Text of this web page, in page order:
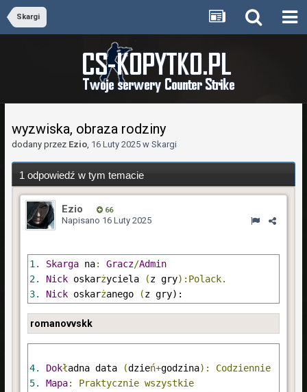
Skargi
wyzwiska, obraza rodziny
dodany przez Ezio, 16 Luty 2025w Skargi
1 odpowiedź w tym temacie
Ezio 66
Napisano 16 Luty 2025
1. Skarga na: Gracz/Admin
2.
Nick oskarżyciela (z gry):Polack.
3.
Nick oskarżanego (z gry) :
romanovvskk
4. Dokładna data (dzień+godzina): Codziennie
5.
Mapa: Praktycznie wszystkie